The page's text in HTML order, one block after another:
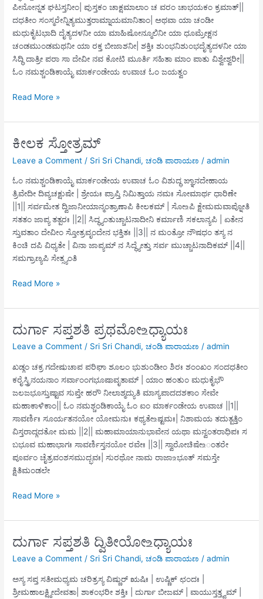
ಪೀನೋನ್ನತ ಘಟಸ್ತನೀಂ| ಪುಸ್ತಕಂ ಚಾಕ್ಷಮಾಲಾಂ ಚ ವರಂ ಚಾಭಯಕಂ ಕ್ರಮಾತ್||
ದಧತೀಂ ಸಂಸ್ಮರೇನ್ನಿತ್ಯಮುತ್ತರಾಮ್ನಾಯಮಾನಿತಾಂ| ಅಥವಾ ಯಾ ಚಂಡೀ
ಮಧುಕೈಟಭಾದಿ ದೈತ್ಯದಳನೀ ಯಾ ಮಾಹಿಷೋನ್ಮೂಲಿನೀ ಯಾ ಧೂಮ್ರೇಕ್ಷನ
ಚಂಡಮುಂಡಮಥನೀ ಯಾ ರಕ್ತ ಬೀಜಾಶನೀ| ಶಕ್ತಿಃ ಶುಂಭನಿಶುಂಭದೈತ್ಯದಳನೀ ಯಾ
ಸಿದ್ಧಿ ದಾತ್ರೀ ಪರಾ ಸಾ ದೇವೀ ನವ ಕೋಟಿ ಮೂರ್ತಿ ಸಹಿತಾ ಮಾಂ ಪಾತು ವಿಶ್ವೇಶ್ವರೀ||
ಓಂ ನಮಶ್ಚಂಡಿಕಾಯೈ ಮಾರ್ಕಂಡೇಯ ಉವಾಚ ಓಂ ಜಯತ್ವಂ
ಅರ್ಗಲಾ
Read More »
ಕೀಲಕ ಸ್ತೋತ್ರಮ್
Leave a Comment / Sri Sri Chandi,ಚಂಡಿ ಪಾರಾಯಣ /admin
ಓಂ ನಮಶ್ಚಂಡಿಕಾಯೈ ಮಾರ್ಕಂಡೇಯ ಉವಾಚ ಓಂ ವಿಶುದ್ಧ ಙ್ಞಾನದೇಹಾಯ
ತ್ರಿವೇದೀ ದಿವ್ಯಚಕ್ಷುಷೇ | ಶ್ರೇಯಃ ಪ್ರಾಪ್ತಿ ನಿಮಿತ್ತಾಯ ನಮಃ ಸೋಮಾರ್ಥ ಧಾರಿಣೇ
||1|| ಸರ್ವಮೇತ ದ್ವಿಜಾನೀಯಾನ್ಮಂತ್ರಾಣಾಪಿ ಕೀಲಕಮ್ | ಸೋ‌உಪಿ ಕ್ಷೇಮಮವಾಪ್ನೋತಿ
ಸತತಂ ಜಾಪ್ಯ ತತ್ಪರಃ ||2|| ಸಿದ್ಧ್ಯಂತುಚ್ಚಾಟನಾದೀನಿ ಕರ್ಮಾಣಿ ಸಕಲಾನ್ಯಪಿ | ಏತೇನ
ಸ್ತುವತಾಂ ದೇವೀಂ ಸ್ತೋತ್ರವೃಂದೇನ ಭಕ್ತಿತಃ ||3|| ನ ಮಂತ್ರೋ ನೌಷಧಂ ತಸ್ಯ ನ
ಕಿಂಚಿ ದಪಿ ವಿಧ್ಯತೇ | ವಿನಾ ಜಾಪ್ಯಮ್ ನ ಸಿದ್ಧ್ಯೇತ್ತು ಸರ್ವ ಮುಚ್ಚಾಟನಾದಿಕಮ್ ||4||
ಸಮಗ್ರಾಣ್ಯಪಿ ಸೇತ್ಸ್ಯಂತಿ
ಕೀಲಕ
Read More »
ದುರ್ಗಾ ಸಪ್ತಶತಿ ಪ್ರಥಮೋ ‌உಧ್ಯಾಯಃ
Leave a Comment / Sri Sri Chandi,ಚಂಡಿ ಪಾರಾಯಣ /admin
ಖಡ್ಗಂ ಚಕ್ರ ಗದೇಷುಚಾಪ ಪರಿಘಾ ಶೂಲಂ ಭುಶುಂಡೀಂ ಶಿರಃ ಶಂಂಖಂ ಸಂದಧತೀಂ
ಕರೈಸ್ತ್ರಿನಯನಾಂ ಸರ್ವಾಂಂಗಭೂಷಾವೃತಾಮ್ | ಯಾಂ ಹಂತುಂ ಮಧುಕೈಭೌ
ಜಲಜಭೂಸ್ತುಷ್ಟಾವ ಸುಪ್ತೇ ಹರೌ ನೀಲಾಶ್ಮದ್ಯುತಿ ಮಾಸ್ಯಪಾದದಶಕಾಂ ಸೇವೇ
ಮಹಾಕಾಳಿಕಾಂ|| ಓಂ ನಮಶ್ಚಂಡಿಕಾಯೈ ಓಂ ಐಂ ಮಾರ್ಕಂಡೇಯ ಉವಾಚ ||1||
ಸಾವರ್ಣಿಃ ಸೂರ್ಯತನಯೋ ಯೋಮನುಃ ಕಥ್ಯತೇ‌உಷ್ಟಮಃ| ನಿಶಾಮಯ ತದುತ್ಪತ್ತಿಂ
ವಿಸ್ತರಾದ್ಗದತೋ ಮಮ ||2|| ಮಹಾಮಾಯಾನುಭಾವೇನ ಯಥಾ ಮನ್ವಂತರಾಧಿಪಃ ಸ
ಬಭೂವ ಮಹಾಭಾಗಃ ಸಾವರ್ಣಿಸ್ತನಯೋ ರವೇಃ ||3|| ಸ್ವಾರೋಚಿಷೇ‌உಂತರೇ
ಪೂರ್ವಂ ಚೈತ್ರವಂಶಸಮುದ್ಭವಃ| ಸುರಥೋ ನಾಮ ರಾಜಾ‌உಭೂತ್ ಸಮಸ್ತೇ
ಕ್ಷಿತಿಮಂಡಲೇ
ದುರ್ಗಾ
ಪ್ರಥಮೋ ‌உಧ್ಯಾಯಃ
Read More »
ದುರ್ಗಾ ಸಪ್ತಶತಿ ದ್ವಿತೀಯೋ ‌உಧ್ಯಾಯಃ
Leave a Comment / Sri Sri Chandi,ಚಂಡಿ ಪಾರಾಯಣ /admin
ಅಸ್ಯ ಸಪ್ತ ಸತೀಮಧ್ಯಮ ಚರಿತ್ರಸ್ಯ ವಿಷ್ಣುರ್ ಋಷಿಃ | ಉಷ್ಣಿಕ್ ಛಂದಃ |
ಶ್ರೀಮಹಾಲಕ್ಷ್ಮೀದೇವತಾ| ಶಾಕಂಭರೀ ಶಕ್ತಿಃ | ದುರ್ಗಾ ಬೀಜಮ್ | ವಾಯುಸ್ತತ್ತ್ವಮ್ |